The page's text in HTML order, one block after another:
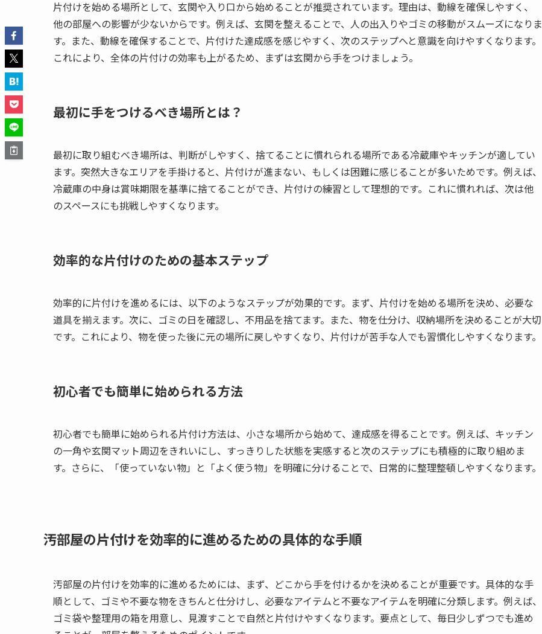
片付けを始める場所として、玄関や入り口から始めることが推奨されています。理由は、動線を確保しやすく、
他の部屋への影響が少ないからです。例えば、玄関を整えることで、人の出入りやゴミの移動がスムーズになりま
す。また、動線を確保することで、片付けた達成感を感じやすく、次のステップへと意識を向けやすくなります。
これにより、全体の片付けの効率も上がるため、まずは玄関から手をつけましょう。
最初に手をつけるべき場所とは？
最初に取り組むべき場所は、判断がしやすく、捨てることに慣れられる場所である冷蔵庫やキッチンが適してい
ます。突然大きなエリアを手掛けると、片付けが進まない、もしくは困難に感じることが多いためです。例えば、
冷蔵庫の中身は賞味期限を基準に捨てることができ、片付けの練習として理想的です。これに慣れれば、次は他
のスペースにも挑戦しやすくなります。
効率的な片付けのための基本ステップ
効率的に片付けを進めるには、以下のようなステップが効果的です。まず、片付けを始める場所を決め、必要な
道具を揃えます。次に、ゴミの日を確認し、不用品を捨てます。また、物を仕分け、収納場所を決めることが大切
です。これにより、物を使った後に元の場所に戻しやすくなり、片付けが苦手な人でも習慣化しやすくなります。
初心者でも簡単に始められる方法
初心者でも簡単に始められる片付け方法は、小さな場所から始めて、達成感を得ることです。例えば、キッチン
の一角や玄関マット周辺をきれいにし、すっきりした状態を実感すると次のステップにも積極的に取り組めま
す。さらに、「使っていない物」と「よく使う物」を明確に分けることで、日常的に整理整頓しやすくなります。
汚部屋の片付けを効率的に進めるための具体的な手順
汚部屋の片付けを効率的に進めるためには、まず、どこから手を付けるかを決めることが重要です。具体的な手
順として、ゴミや不要な物をきちんと仕分けし、必要なアイテムと不要なアイテムを明確に分類します。例えば、
ゴミ袋や整理用の箱を用意し、見渡すことで自然と片付けやすくなります。要点として、毎日少しずつでも進め